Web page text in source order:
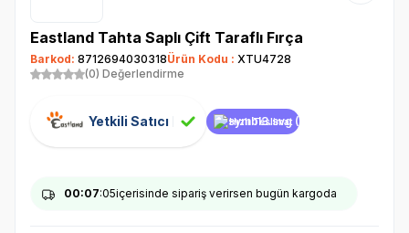
Eastland Tahta Saplı Çift Taraflı Fırça
Barkod: 8712694030318Ürün Kodu : XTU4728
(0) Değerlendirme
Yetkili Satıcı Hızlı Teslimat
00:07:05içerisinde sipariş verirsen bugün kargoda